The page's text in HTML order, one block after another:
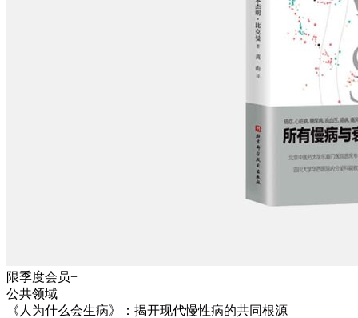
限季度会员+
公共领域
《人为什么会生病》：揭开现代慢性病的共同根源